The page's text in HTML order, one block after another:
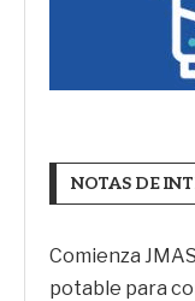
NOTAS DE
Comienza
potable para